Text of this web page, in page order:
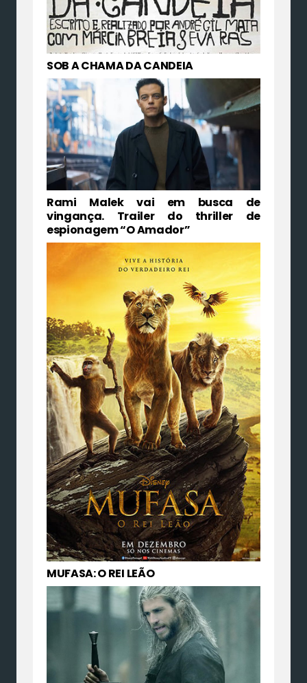
SOB A CHAMA DA CANDEIA
Rami Malek vai em busca de
vingança. Trailer do thriller de
espionagem “O Amador”
MUFASA: O REI LEÃO